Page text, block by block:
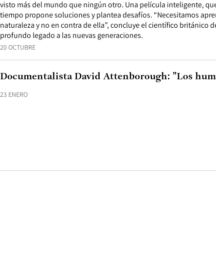
20 OCTUBRE
visto más del mundo que ningún otro. Una película inteligente,
tiempo propone soluciones y plantea desafíos. “Necesitamos
naturaleza y no en contra de ella”, concluye el científico británico
profundo legado a las nuevas generaciones.
23 ENERO
Documentalista David Attenborough: "Los